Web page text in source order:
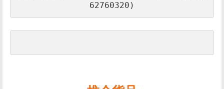
62760320)